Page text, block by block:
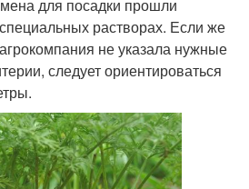
для посадки прошли
растворах. Если же
не указала нужные
следует ориентироваться